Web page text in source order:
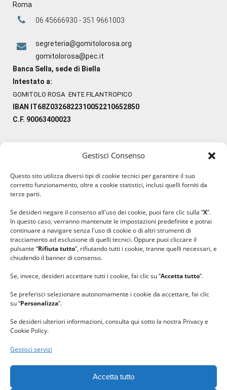
Gestisci Consenso
Questo sito utilizza diversi tipi di cookie tecnici per garantire il suo
corretto funzionamento, oltre a cookie statistici, inclusi quelli forniti da
terze parti.
Se desideri negare il consenso all'uso dei cookie, puoi fare clic sulla “X”.
In questo caso, verranno mantenute le impostazioni predefinite e potrai
continuare a navigare senza l'uso di cookie o di altri strumenti di
tracciamento ad esclusione di quelli tecnici. Oppure puoi cliccare il
pulsante “Rifiuta tutto”, rifiutando tutti i cookie, tranne quelli necessari, e
chiudendo il banner di consenso.
Se, invece, desideri accettare tutti i cookie, fai clic su “Accetta tutto”.
Se preferisci selezionare autonomamente i cookie da accettare, fai clic
su “Personalizza”.
Se desideri ulteriori informazioni, consulta qui sotto la nostra Privacy e
Cookie Policy.
Gestisci servizi
Accetta tutto
Roma
06 45666930 - 351 9661003
segreteria@gomitolorosa.org
gomitolorosa@pec.it
Banca Sella, sede di Biella
Intestato a:
GOMITOLO ROSA ENTE FILANTROPICO
IBAN IT68Z0326822310052210652850
C.F. 90063400023
#lanaterapia
#ilcaloredellempatia